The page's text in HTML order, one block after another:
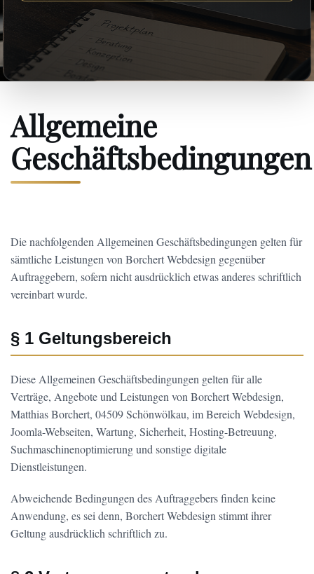
Allgemeine
Geschäftsbedingungen
Die nachfolgenden Allgemeinen Geschäftsbedingungen gelten für
sämtliche Leistungen von Borchert Webdesign gegenüber
Auftraggebern, sofern nicht ausdrücklich etwas anderes schriftlich
vereinbart wurde.
§ 1 Geltungsbereich
Diese Allgemeinen Geschäftsbedingungen gelten für alle
Verträge, Angebote und Leistungen von Borchert Webdesign,
Matthias Borchert, 04509 Schönwölkau, im Bereich Webdesign,
Joomla-Webseiten, Wartung, Sicherheit, Hosting-Betreuung,
Suchmaschinenoptimierung und sonstige digitale
Dienstleistungen.
Abweichende Bedingungen des Auftraggebers finden keine
Anwendung, es sei denn, Borchert Webdesign stimmt ihrer
Geltung ausdrücklich schriftlich zu.